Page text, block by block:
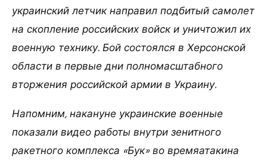
украинский летчик направил подбитый самолет
на скопление российских войск и уничтожил их
военную технику. Бой состоялся в Херсонской
области в первые дни полномасштабного
вторжения российской армии в Украину.
Напомним, накануне украинские военные
показали видео работы внутри зенитного
ракетного комплекса «Бук» во времяатакина